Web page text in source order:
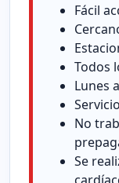
Fácil
Todos
Lunes
No
Se